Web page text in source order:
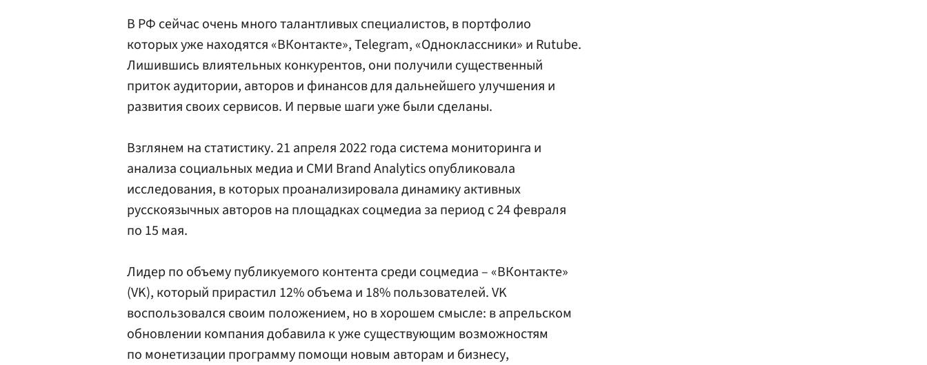
В РФ сейчас очень много талантливых специалистов, в портфолио
которых уже находятся «ВКонтакте», Telegram, «Одноклассники» и Rutube.
Лишившись влиятельных конкурентов, они получили существенный
приток аудитории, авторов и финансов для дальнейшего улучшения и
развития своих сервисов. И первые шаги уже были сделаны.
Взглянем на статистику. 21 апреля 2022 года система мониторинга и
анализа социальных медиа и СМИ Brand Analytics опубликовала
исследования, в которых проанализировала динамику активных
русскоязычных авторов на площадках соцмедиа за период с 24 февраля
по 15 мая.
Лидер по объему публикуемого контента среди соцмедиа – «ВКонтакте»
(VK), который прирастил 12% объема и 18% пользователей. VK
воспользовался своим положением, но в хорошем смысле: в апрельском
обновлении компания добавила к уже существующим возможностям
по монетизации программу помощи новым авторам и бизнесу,